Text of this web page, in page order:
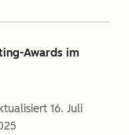
Awards im
16. Juli